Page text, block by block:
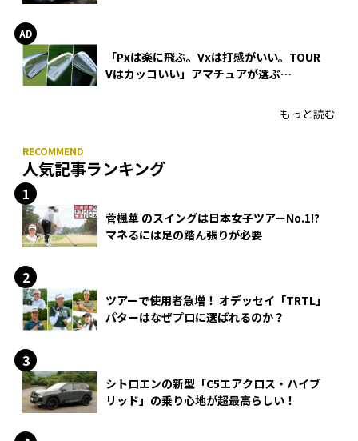
「Pxは楽に飛ぶ。Vxは打感がいい。TOUR
Vはカッコいい」アマチュアが選ぶ
もっと読む
人気記事ランキング
菅楓華 のスイングは日本女子ツアーNo.1!?
マネるには足の踏ん張りが必要
ツアーで使用者急増！ オデッセイ「TRTL」
パターはなぜプロに選ばれるのか？
シトロエンの新型「C5エアクロス・ハイブ
リッド」の乗り心地が超最高らしい！